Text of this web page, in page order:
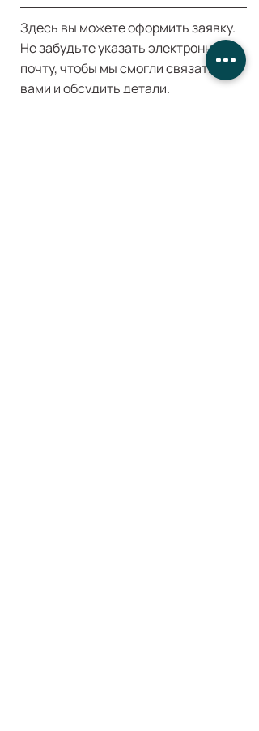
Здесь вы можете оформить заявку.
Не забудьте указать электронную
почту, чтобы мы смогли связаться с
вами и обсудить детали.